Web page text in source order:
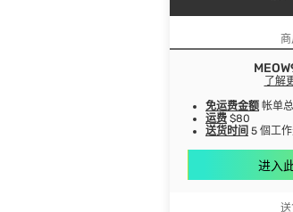
了解
免运费金额 帐单
运费 $80
送货时间 5 個工
进入
送